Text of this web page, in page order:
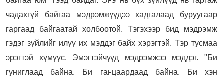
чадахгүй байгаа мэдрэмжүүдээ хадгалаад буруугаар
гаргаад байгаатай холбоотой. Тэгэхээр бид мэдрэмж
гэдэг зүйлийг илүү их мэддэг байх хэрэгтэй. Тэр тусмаа
эрэгтэй хүмүүс. Эмэгтэйчүүд мэдрэмжээ мэддэг. "Би
гуниглаад байна. Би ганцаардаад байна. Би хэн